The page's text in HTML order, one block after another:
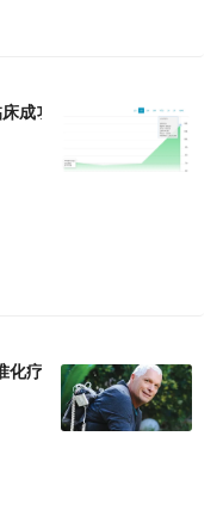
成功，再鼎医药股价大涨
化疗作为胃癌一线治疗的2